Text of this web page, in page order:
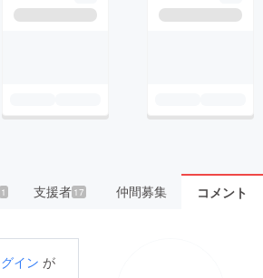
1 支援者 17 仲間募集 コメント
イン が